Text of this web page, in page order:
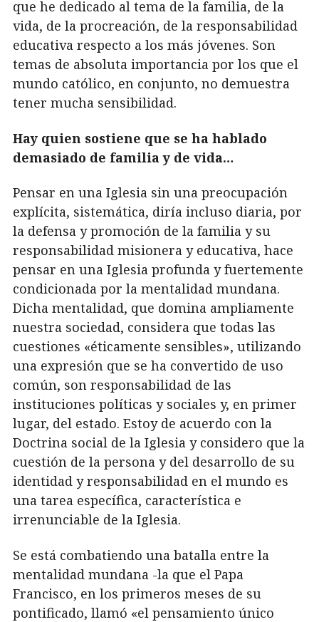
que he dedicado al tema de la familia, de la
vida, de la procreación, de la responsabilidad
educativa respecto a los más jóvenes. Son
temas de absoluta importancia por los que el
mundo católico, en conjunto, no demuestra
tener mucha sensibilidad.
Hay quien sostiene que se ha hablado
demasiado de familia y de vida…
Pensar en una Iglesia sin una preocupación
explícita, sistemática, diría incluso diaria, por
la defensa y promoción de la familia y su
responsabilidad misionera y educativa, hace
pensar en una Iglesia profunda y fuertemente
condicionada por la mentalidad mundana.
Dicha mentalidad, que domina ampliamente
nuestra sociedad, considera que todas las
cuestiones «éticamente sensibles», utilizando
una expresión que se ha convertido de uso
común, son responsabilidad de las
instituciones políticas y sociales y, en primer
lugar, del estado. Estoy de acuerdo con la
Doctrina social de la Iglesia y considero que la
cuestión de la persona y del desarrollo de su
identidad y responsabilidad en el mundo es
una tarea específica, característica e
irrenunciable de la Iglesia.
Se está combatiendo una batalla entre la
mentalidad mundana -la que el Papa
Francisco, en los primeros meses de su
pontificado, llamó «el pensamiento único